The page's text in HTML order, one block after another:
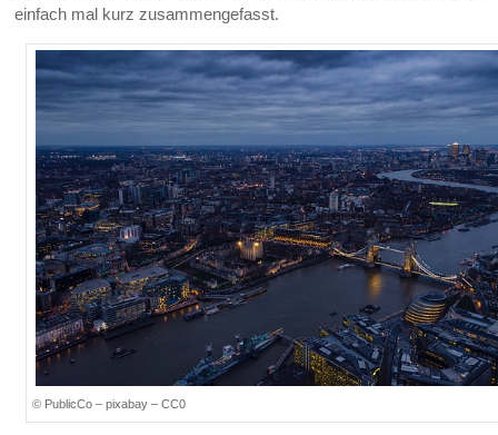
einfach mal kurz zusammengefasst.
© PublicCo – pixabay – CC0